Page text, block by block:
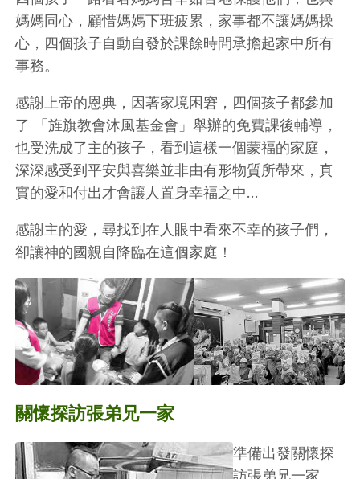
媽媽同心，顧惜媽媽下班疲累，家事都不讓媽媽操
心，四個孩子自動自發於課餘時間承擔起家中所有
事務。
感謝上帝的恩典，因著家境困窘，四個孩子都參加
了 「旌旗教會沐風基金會」舉辦的免費課後輔導，
也受洗成了主的孩子，看到這樣一個蒙福的家庭，
深深感受到平安與喜樂並非由有形物質所帶來，真
實的愛和付出才會讓人置身幸福之中…
感謝主的愛，尋找到在人眼中看來不幸的孩子們，
卻讓神的國親自降臨在這個家庭！
關懷探訪張弟兄一家
準備出發關懷探
訪張弟兄一家